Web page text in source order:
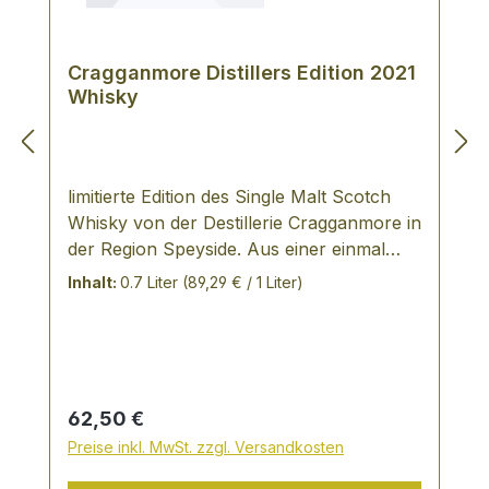
Cragganmore Distillers Edition 2021
Whisky
limitierte Edition des Single Malt Scotch
Whisky von der Destillerie Cragganmore in
der Region Speyside. Aus einer einmal
jährlich produzierten Charge, die einzeln
nach Gummibärchen ? und malzig;
fruchtiger und saftiger als die
Standardabfüllung; eine Spur von Rauch
Inhalt: 0.7 Liter (89,29 € / 1 Liter)
Regulärer Preis:
62,50 €
Preise inkl. MwSt. zzgl. Versandkosten